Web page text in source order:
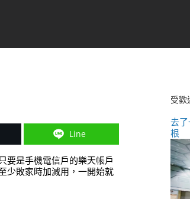
Line
要是手機電信戶的樂天帳戶
少敗家時加減用，一開始就
受歡
去
根